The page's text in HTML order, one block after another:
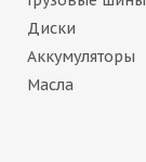
215/65 R17 99H
Диски
Аккумуляторы
Масла